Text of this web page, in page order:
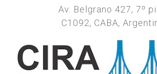
Av. Belgrano 427, 7º
C1092, CABA,